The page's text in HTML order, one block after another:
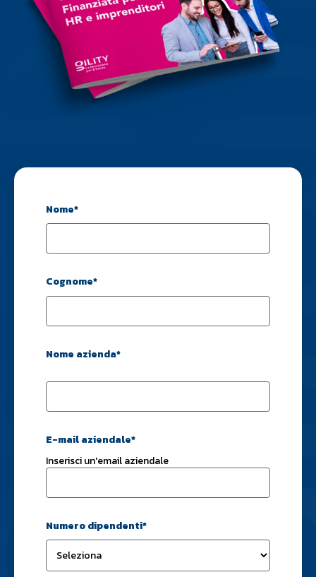
Nome*
Cognome*
Nome azienda*
E-mail aziendale*
Inserisci un'email aziendale
Numero dipendenti*